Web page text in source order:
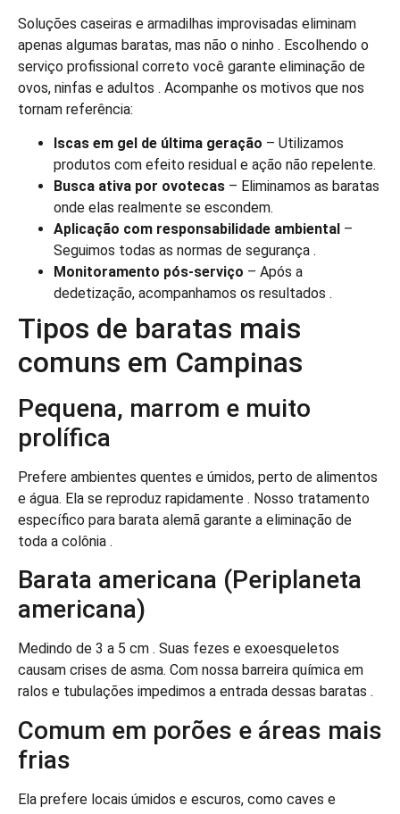
Soluções caseiras e armadilhas improvisadas eliminam
apenas algumas baratas, mas não o ninho . Escolhendo o
serviço profissional correto você garante eliminação de
ovos, ninfas e adultos . Acompanhe os motivos que nos
tornam referência:
Iscas em gel de última geração – Utilizamos
produtos com efeito residual e ação não repelente.
Busca ativa por ovotecas – Eliminamos as baratas
onde elas realmente se escondem.
Aplicação com responsabilidade ambiental –
Seguimos todas as normas de segurança .
Monitoramento pós-serviço – Após a
dedetização, acompanhamos os resultados .
Tipos de baratas mais
comuns em Campinas
Pequena, marrom e muito
prolífica
Prefere ambientes quentes e úmidos, perto de alimentos
e água. Ela se reproduz rapidamente . Nosso tratamento
específico para barata alemã garante a eliminação de
toda a colônia .
Barata americana (Periplaneta
americana)
Medindo de 3 a 5 cm . Suas fezes e exoesqueletos
causam crises de asma. Com nossa barreira química em
ralos e tubulações impedimos a entrada dessas baratas .
Comum em porões e áreas mais
frias
Ela prefere locais úmidos e escuros, como caves e